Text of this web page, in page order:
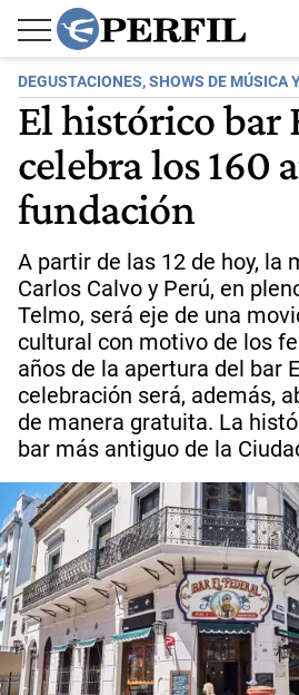
DEGUSTACIONES, SHOWS DE MÚSICA
El histórico bar
celebra los 160
fundación
A partir de las 12 de hoy, la
Carlos Calvo y Perú, en
Telmo, será eje de una
cultural con motivo de los
años de la apertura del bar
celebración será, además,
de manera gratuita. La
bar más antiguo de la